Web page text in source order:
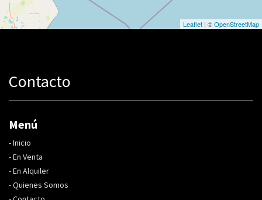
Leaflet | ©OpenStreetMap
Contacto
Menú
-Inicio
-En Venta
-En Alquiler
-Quienes Somos